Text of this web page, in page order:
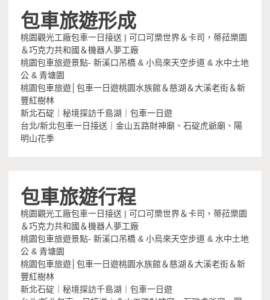
包車旅遊形成
桃園觀光工廠包車一日接送 | 可口可樂世界＆卡司，蒂菈樂園
＆巧克力共和國＆機器人夢工廠
桃園包車旅遊景點- 新溪口吊橋 & 小烏來天空步道 & 水中土地
公 & 青塘園
桃園包車旅遊│包車一日遊桃園水族館＆慈湖＆大溪老街＆新
豐紅樹林
新北石碇｜秘境探訪千島湖｜包車一日遊
台北/新北包車一日接送｜金山五路財神廟、石碇虎爺廟、陽
明山花季
包車旅遊行程
桃園觀光工廠包車一日接送 | 可口可樂世界＆卡司，蒂菈樂園
＆巧克力共和國＆機器人夢工廠
桃園包車旅遊景點- 新溪口吊橋 & 小烏來天空步道 & 水中土地
公 & 青塘園
桃園包車旅遊│包車一日遊桃園水族館＆慈湖＆大溪老街＆新
豐紅樹林
新北石碇｜秘境探訪千島湖｜包車一日遊